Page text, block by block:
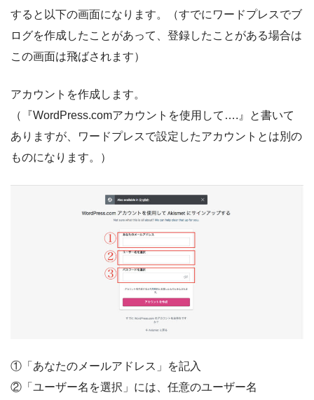
すると以下の画面になります。（すでにワードプレスでブ
ログを作成したことがあって、登録したことがある場合は
この画面は飛ばされます）
アカウントを作成します。
（『WordPress.comアカウントを使用して….』と書いて
ありますが、ワードプレスで設定したアカウントとは別の
ものになります。）
①「あなたのメールアドレス」を記入
②「ユーザー名を選択」には、任意のユーザー名